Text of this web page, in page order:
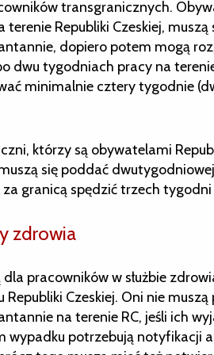
transgranicznych.
Republiki Czeskiej, muszą
dopiero potem mogą
dwu tygodniach pracy na
minimalnie cztery tygodnie
którzy są obywatelami
się poddać
za granicą spędzić trzech
zdrowia
pracowników w służbie
Czeskiej. Oni nie
na terenie RC, jeśli ich
wypadku potrzebują notyfikacji